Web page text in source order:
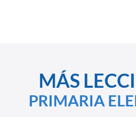
MÁS
PRIMARIA